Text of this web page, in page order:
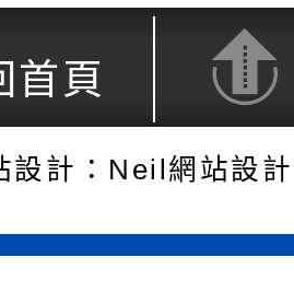
首頁
設計：Neil網站設